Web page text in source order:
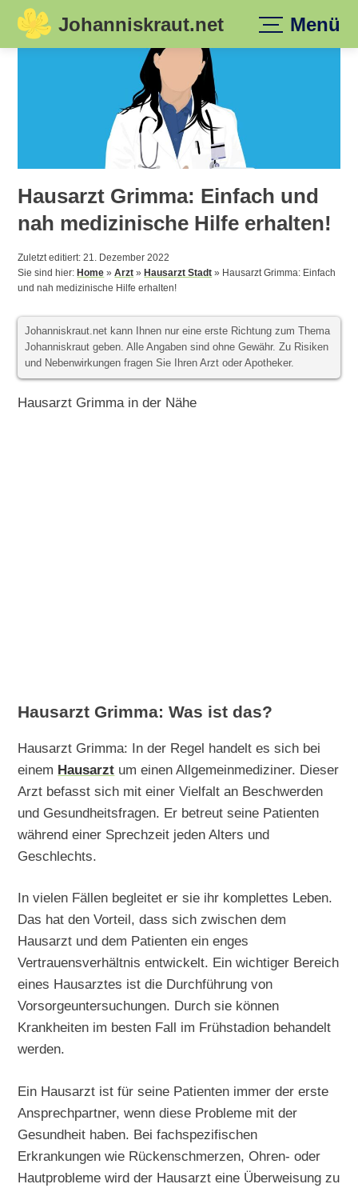
Skip
Johanniskraut.net Menü
Hausarzt Grimma: Einfach und
nah medizinische Hilfe erhalten!
Zuletzt editiert: 21. Dezember 2022
Sie sind hier:Home »Arzt »Hausarzt Stadt » Hausarzt Grimma: Einfach
und nah medizinische Hilfe erhalten!
Johanniskraut.net kann Ihnen nur eine erste Richtung zum Thema
Johanniskraut geben. Alle Angaben sind ohne Gewähr. Zu Risiken
und Nebenwirkungen fragen Sie Ihren Arzt oder Apotheker.
Hausarzt Grimma in der Nähe
Hausarzt Grimma: Was ist das?
Hausarzt Grimma: In der Regel handelt es sich bei
einem Hausarzt um einen Allgemeinmediziner. Dieser
Arzt befasst sich mit einer Vielfalt an Beschwerden
und Gesundheitsfragen. Er betreut seine Patienten
während einer Sprechzeit jeden Alters und
Geschlechts.
In vielen Fällen begleitet er sie ihr komplettes Leben.
Das hat den Vorteil, dass sich zwischen dem
Hausarzt und dem Patienten ein enges
Vertrauensverhältnis entwickelt. Ein wichtiger Bereich
eines Hausarztes ist die Durchführung von
Vorsorgeuntersuchungen. Durch sie können
Krankheiten im besten Fall im Frühstadion behandelt
werden.
Ein Hausarzt ist für seine Patienten immer der erste
Ansprechpartner, wenn diese Probleme mit der
Gesundheit haben. Bei fachspezifischen
Erkrankungen wie Rückenschmerzen, Ohren- oder
Hautprobleme wird der Hausarzt eine Überweisung zu